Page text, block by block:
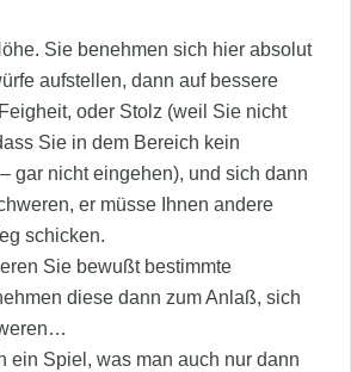
Sie benehmen sich hier absolut
aufstellen, dann auf bessere
oder Stolz (weil Sie nicht
Sie in dem Bereich kein
gar nicht eingehen), und sich dann
er müsse Ihnen andere
schicken.
Sie bewußt bestimmte
diese dann zum Anlaß, sich
ein Spiel, was man auch nur dann